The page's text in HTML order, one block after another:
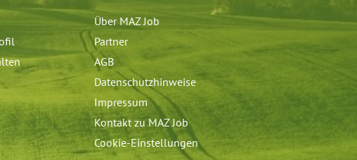
Über MAZ Job
Partner
AGB
Datenschutzhinweise
Impressum
Kontakt zu MAZ Job
Cookie-Einstellungen